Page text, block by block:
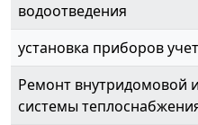
водоотведения
установка приборов
Ремонт внутридомовой
системы